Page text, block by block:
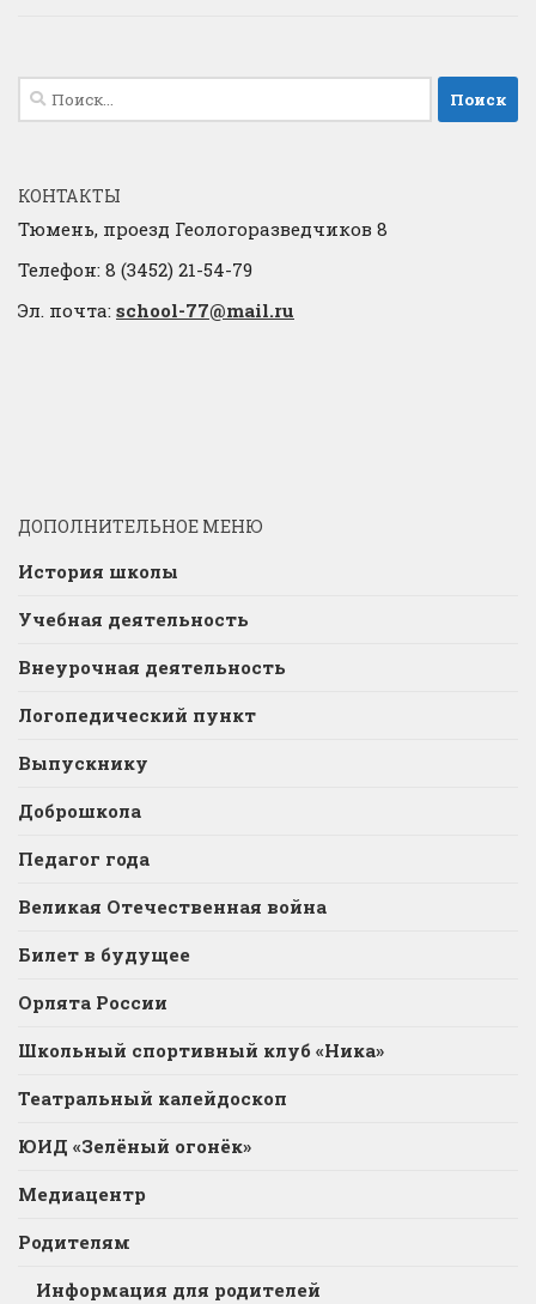
Найти:
КОНТАКТЫ
Тюмень, проезд Геологоразведчиков 8
Телефон: 8 (3452) 21-54-79
Эл. почта: school-77@mail.ru
ДОПОЛНИТЕЛЬНОЕ МЕНЮ
История школы
Учебная деятельность
Внеурочная деятельность
Логопедический пункт
Выпускнику
Доброшкола
Педагог года
Великая Отечественная война
Билет в будущее
Орлята России
Школьный спортивный клуб «Ника»
Театральный калейдоскоп
ЮИД «Зелёный огонёк»
Медиацентр
Родителям
Информация для родителей